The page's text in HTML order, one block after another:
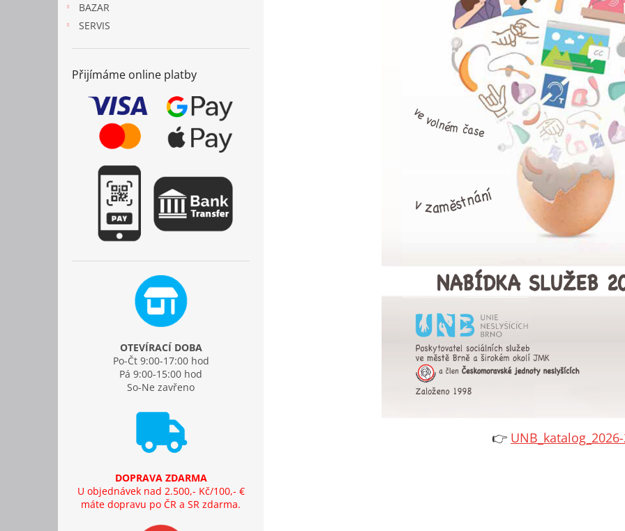
BAZAR
SERVIS
Přijímáme online platby
OTEVÍRACÍ DOBA
Po-Čt 9:00-17:00 hod
Pá 9:00-15:00 hod
So-Ne zavřeno
DOPRAVA ZDARMA
U objednávek nad 2.500,- Kč/100,- €
máte dopravu po ČR a SR zdarma.
👉